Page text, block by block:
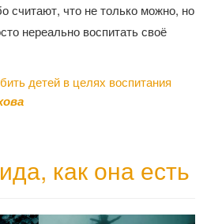
считают, что не только можно, но
нереально воспитать своё
детей в целях воспитания
как она есть